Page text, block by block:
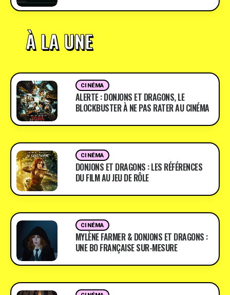
À LA UNE
CINÉMA
ALERTE : DONJONS ET DRAGONS, LE
BLOCKBUSTER À NE PAS RATER AU CINÉMA
CINÉMA
DONJONS ET DRAGONS : LES RÉFÉRENCES
DU FILM AU JEU DE RÔLE
CINÉMA
MYLÈNE FARMER & DONJONS ET DRAGONS :
UNE BO FRANÇAISE SUR-MESURE